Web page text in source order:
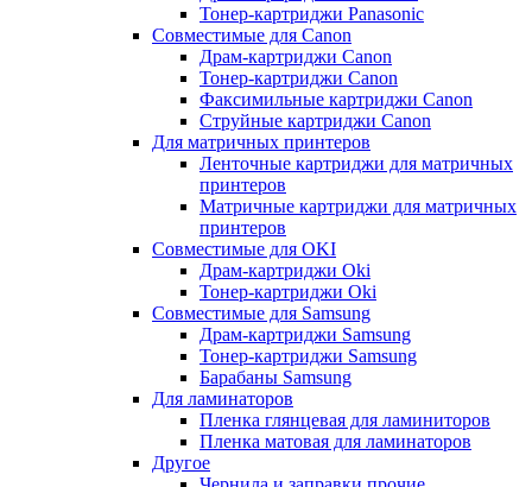
Тонер-картриджи Panasonic
Совместимые для Canon
Драм-картриджи Canon
Тонер-картриджи Canon
Факсимильные картриджи Canon
Струйные картриджи Canon
Для матричных принтеров
Ленточные картриджи для матричных
принтеров
Матричные картриджи для матричных
принтеров
Совместимые для OKI
Драм-картриджи Oki
Тонер-картриджи Oki
Совместимые для Samsung
Драм-картриджи Samsung
Тонер-картриджи Samsung
Барабаны Samsung
Для ламинаторов
Пленка глянцевая для ламиниторов
Пленка матовая для ламинаторов
Другое